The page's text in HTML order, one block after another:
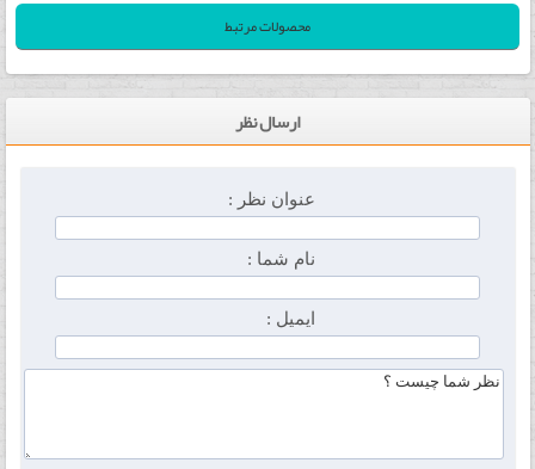
محصولات مرتبط
ارسال نظر
عنوان نظر :
نام شما :
ایمیل :